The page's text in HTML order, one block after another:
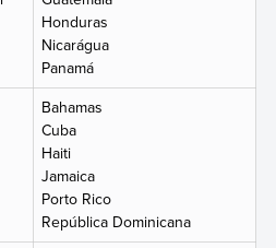
Honduras
Nicarágua
Panamá
Bahamas
Cuba
Haiti
Jamaica
Porto Rico
República Dominicana